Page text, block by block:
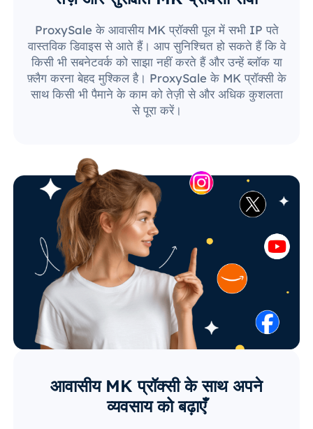
ProxySale के आवासीय MK प्रॉक्सी पूल में सभी IP पते
वास्तविक डिवाइस से आते हैं। आप सुनिश्चित हो सकते हैं कि वे
किसी भी सबनेटवर्क को साझा नहीं करते हैं और उन्हें ब्लॉक या
फ़्लैग करना बेहद मुश्किल है। ProxySale के MK प्रॉक्सी के
साथ किसी भी पैमाने के काम को तेज़ी से और अधिक कुशलता
से पूरा करें।
आवासीय MK प्रॉक्सी के साथ अपने
व्यवसाय को बढ़ाएँ